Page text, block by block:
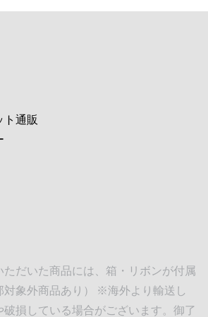
ト通販
だいた商品には、箱・リボンが付属
象外商品あり） ※海外より輸送し
損している場合がございます。御了